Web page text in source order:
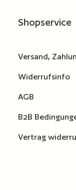
Shopservice
Versand,
Widerrufsinfo
AGB
B2B
Vertrag